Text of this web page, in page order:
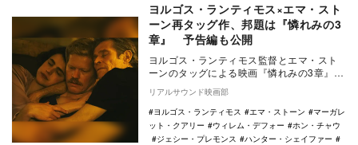
ヨルゴス・ランティモス×エマ・スト
ーン再タッグ作、邦題は『憐れみの3
章』 予告編も公開
ヨルゴス・ランティモス監督とエマ・スト
ーンのタッグによる映画『憐れみの3章』
は、先行き不明な冒険へと我々をいざな
う。
リアルサウンド映画部
ヨルゴス・ランティモス
エマ・ストーン
マーガレ
ット・クアリー
ウィレム・デフォー
ホン・チャウ
ジェシー・プレモンス
ハンター・シェイファー